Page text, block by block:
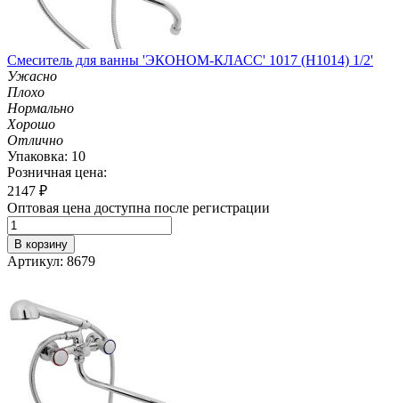
Смеситель для ванны 'ЭКОНОМ-КЛАСС' 1017 (H1014) 1/2'
Ужасно
Плохо
Нормально
Хорошо
Отлично
Упаковка: 10
Розничная цена:
2147 ₽
Оптовая цена доступна после регистрации
В корзину
Артикул: 8679